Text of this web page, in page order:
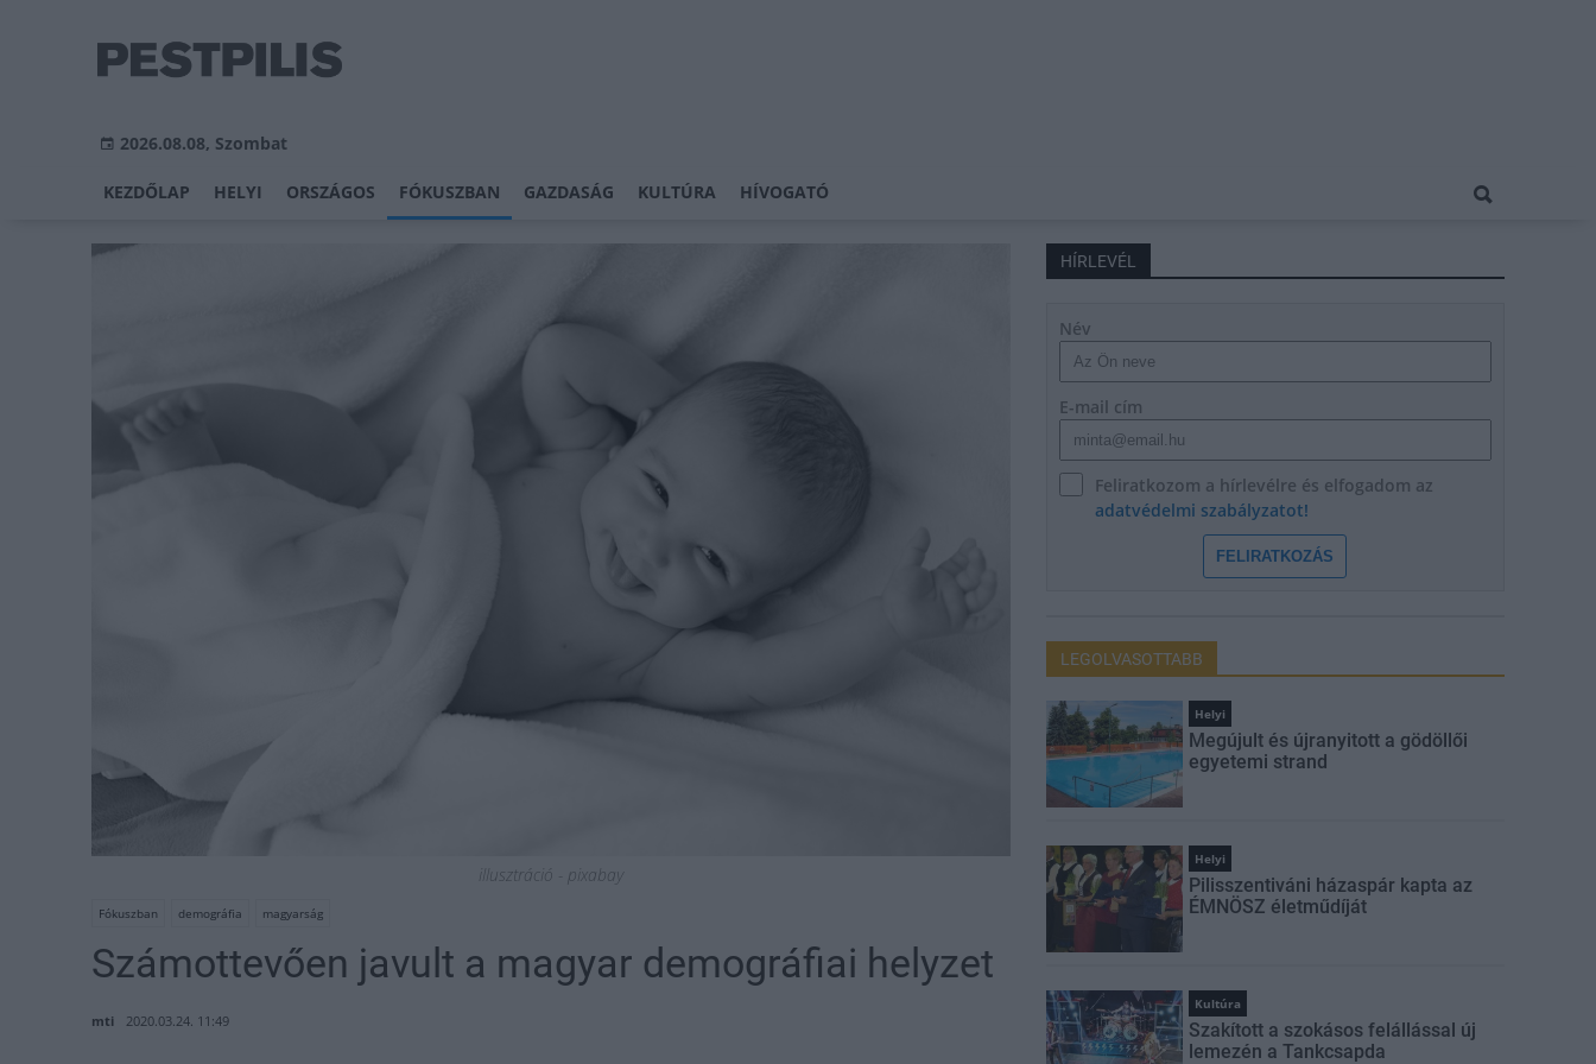
2026.08.08, Szombat
KEZDŐLAP HELYI ORSZÁGOS FÓKUSZBAN GAZDASÁG KULTÚRA HÍVOGATÓ
illusztráció - pixabay
Fókuszban demográfia magyarság
Számottevően javult a magyar demográfiai helyzet
mti 2020.03.24. 11:49
HÍRLEVÉL
Név
E-mail cím
Feliratkozom a hírlevélre és elfogadom az
adatvédelmi szabályzatot!
FELIRATKOZÁS
LEGOLVASOTTABB
Helyi
Megújult és újranyitott a gödöllői
egyetemi strand
Helyi
Pilisszentiváni házaspár kapta az
ÉMNÖSZ életműdíját
Kultúra
Szakított a szokásos felállással új
lemezén a Tankcsapda